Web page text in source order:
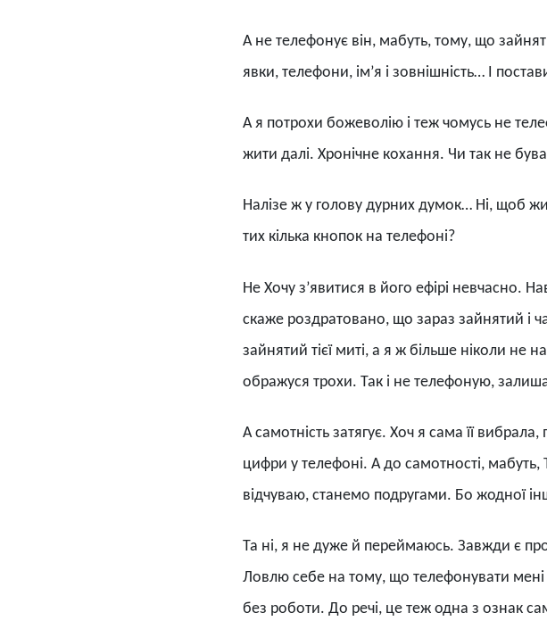
А не телефонує він, мабуть, тому, що
явки, телефони, ім’я і зовнішність… І
А я потрохи божеволію і теж чомусь не
жити далі. Хронічне кохання. Чи так не
Налізе ж у голову дурних думок… Ні, щоб
тих кілька кнопок на телефоні?
Не Хочу з’явитися в його ефірі невчасно.
скаже роздратовано, що зараз зайнятий і
зайнятий тієї миті, а я ж більше ніколи не
ображуся трохи. Так і не телефоную,
А самотність затягує. Хоч я сама її
цифри у телефоні. А до самотності,
відчуваю, станемо подругами. Бо жодної
Та ні, я не дуже й переймаюсь. Завжди є
Ловлю себе на тому, що телефонувати
без роботи. До речі, це теж одна з ознак